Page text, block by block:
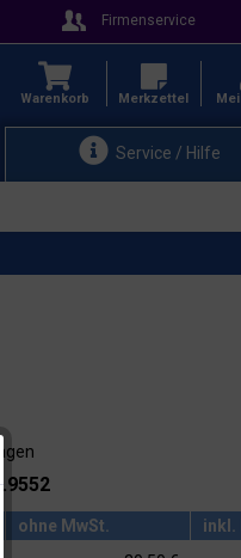
Firmenservice
Service / Hilfe
Warenkorb Merkzettel
ohne MwSt.
inkl.